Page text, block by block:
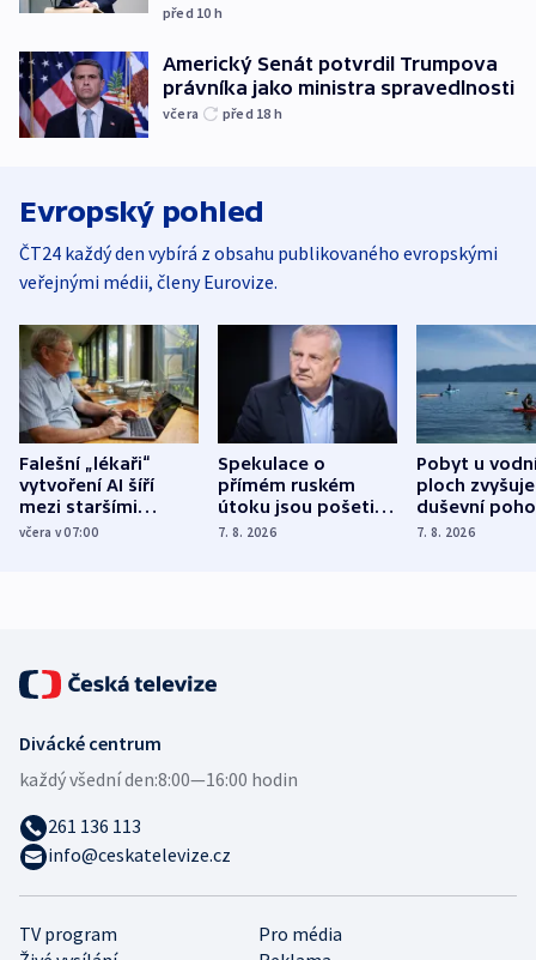
před 10 h
Americký Senát potvrdil Trumpova
právníka jako ministra spravedlnosti
včera před 18 h
Evropský pohled
ČT24 každý den vybírá z obsahu publikovaného evropskými
veřejnými médii, členy Eurovize.
Falešní „lékaři“
vytvoření AI šíří
mezi staršími
Poláky nebezpečné
včera v 07:00
Spekulace o
přímém ruském
útoku jsou pošetilé,
míní estonský
7. 8. 2026
Pobyt u
ploch zvyšuje
duševní
ukázala
7. 8. 2026
TV program
Pro média
Divácké centrum
každý všední den:8:00—16:00 hodin
261 136 113
info@ceskatelevize.cz